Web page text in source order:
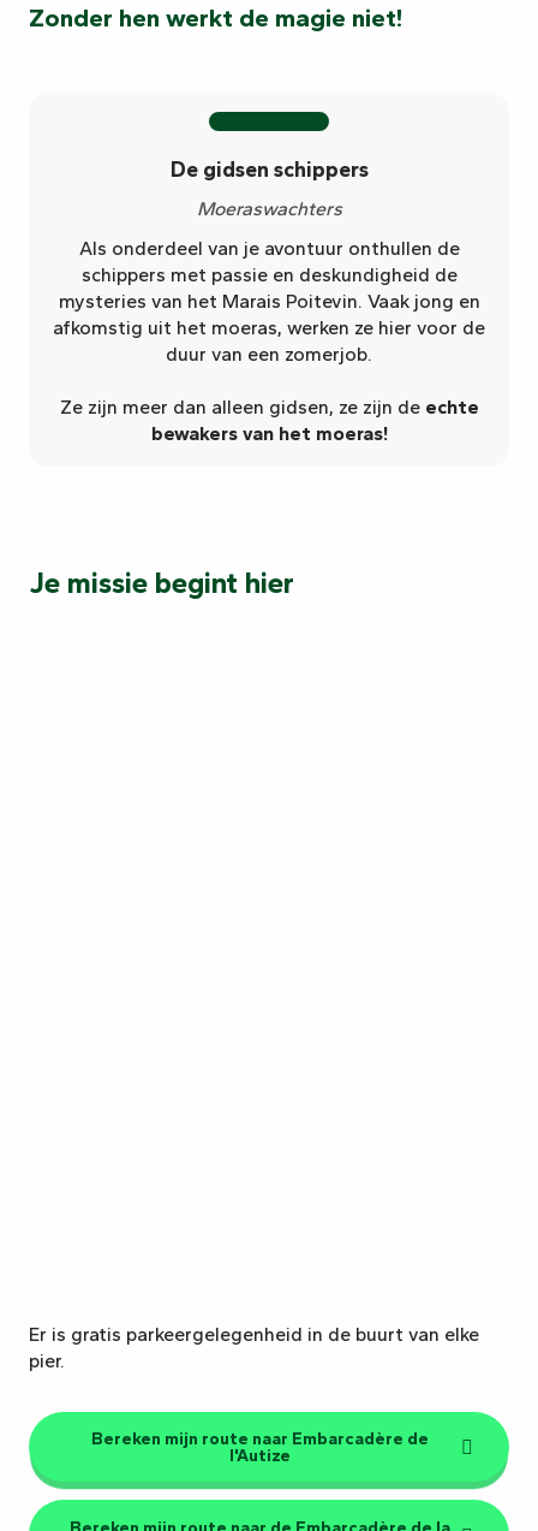
Zonder hen werkt de magie niet!
De gidsen schippers
Moeraswachters
Als onderdeel van je avontuur onthullen de
schippers met passie en deskundigheid de
mysteries van het Marais Poitevin. Vaak jong en
afkomstig uit het moeras, werken ze hier voor de
duur van een zomerjob.
Ze zijn meer dan alleen gidsen, ze zijn de echte
bewakers van het moeras!
Je missie begint hier
Er is gratis parkeergelegenheid in de buurt van elke
pier.
Bereken mijn route naar Embarcadère de
l'Autize